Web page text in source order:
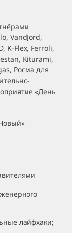
VandJord,
K-Flex, Ferroli,
Kiturami,
Росма для
«День
лайфхаки;